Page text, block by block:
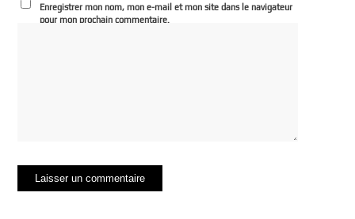
Enregistrer mon nom, mon e-mail et mon site dans le navigateur
pour mon prochain commentaire.